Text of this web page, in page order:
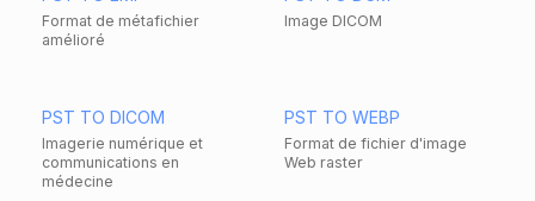
Format de métafichier
amélioré
Image DICOM
PST TO DICOM
Imagerie numérique et
communications en
médecine
PST TO WEBP
Format de fichier d'image
Web raster